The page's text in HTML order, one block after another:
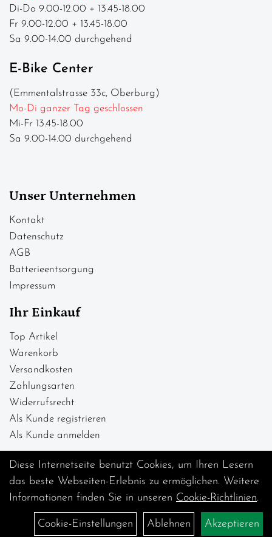
Di-Do 9.00-12.00 + 13.45-18.00
Fr 9.00-12.00 + 13.45-18.00
Sa 9.00-14.00 durchgehend
E-Bike Center
(Emmentalstrasse 33c, Oberburg)
Mo-Di ganzer Tag geschlossen
Mi-Fr 13.45-18.00
Sa 9.00-14.00 durchgehend
Unser Unternehmen
Kontakt
Datenschutz
AGB
Batterieentsorgung
Impressum
Ihr Einkauf
Top Artikel
Warenkorb
Versandkosten
Zahlungsarten
Widerrufsrecht
Als Kunde registrieren
Als Kunde anmelden
Diese Internetseite benutzt Cookies, um Ihren Lesern
das beste Webseiten-Erlebnis zu ermöglichen. Weitere
Informationen finden Sie in unseren Cookie-Richtlinien.
Cookie-Einstellungen Ablehnen Akzeptieren